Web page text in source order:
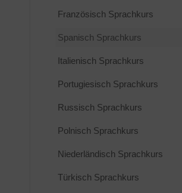
Französisch Sprachkurs
Spanisch Sprachkurs
Italienisch Sprachkurs
Portugiesisch Sprachkurs
Russisch Sprachkurs
Polnisch Sprachkurs
Niederländisch Sprachkurs
Türkisch Sprachkurs